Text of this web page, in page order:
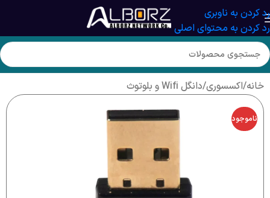
رد کردن به ناوبری
رد کردن به محتوای اصلی
خانه/اکسسوری/دانگل Wifi و بلوتوث
ناموجود